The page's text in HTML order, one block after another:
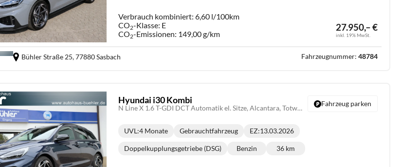
27.950,– €
inkl. 19% MwSt.
Verbrauch kombiniert:6,60 l/100km
CO2-Klasse: E
CO2-Emissionen: 149,00 g/km
Bühler Straße 25,77880 Sasbach Fahrzeugnummer: 48784
Hyundai i30 Kombi
N Line X 1.6 T-GDI DCT Automatik el. Sitze, Alcantara, Totwinkelwarner
Lieferzeit:
UVL:4 Monate Gebrauchtfahrzeug EZ:13.03.2026
Getriebe:
Doppelkupplungsgetriebe (DSG)
Kraftstoff:
Benzin
Kilometerstand:
36 km
Fahrzeug parken